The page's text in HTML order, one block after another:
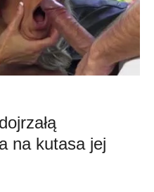
na kutasa jej